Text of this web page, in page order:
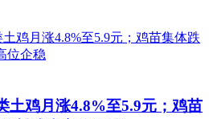
土鸡月涨4.8%至5.9元；鸡苗